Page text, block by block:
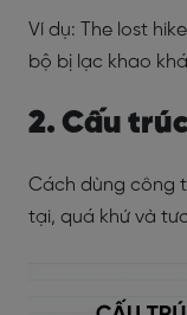
Ví dụ: The lost
bộ bị lạc khao
2. Cấu
Cách dùng công
tại, quá khứ và